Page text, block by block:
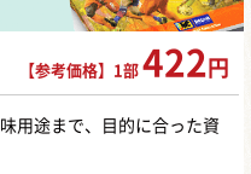
【参考価格】1部 422 円
用途まで、目的に合った資